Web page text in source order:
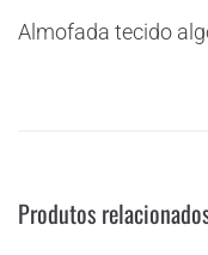
Almofada tecido
Produtos